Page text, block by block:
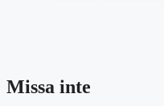
Missa inte